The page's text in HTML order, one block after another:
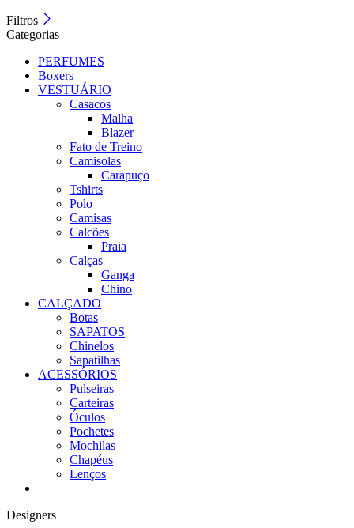
Filtros
Categorias
PERFUMES
Boxers
VESTUÁRIO
Casacos
Malha
Blazer
Fato de Treino
Camisolas
Carapuço
Tshirts
Polo
Camisas
Calcões
Praia
Calças
Ganga
Chino
CALÇADO
Botas
SAPATOS
Chinelos
Sapatilhas
ACESSÓRIOS
Pulseiras
Carteiras
Óculos
Pochetes
Mochilas
Chapéus
Lenços
Designers